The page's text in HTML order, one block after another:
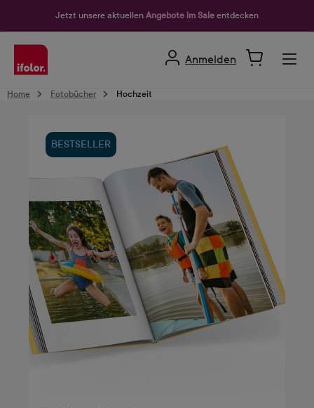
Jetzt unsere aktuellen Angebote im Sale entdecken
Anmelden
Home Fotobücher Hochzeit
BESTSELLER